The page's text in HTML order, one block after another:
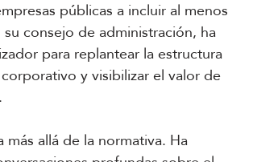
públicas a incluir al menos
su consejo de administración, ha
para replantear la estructura
y visibilizar el valor de
más allá de la normativa. Ha